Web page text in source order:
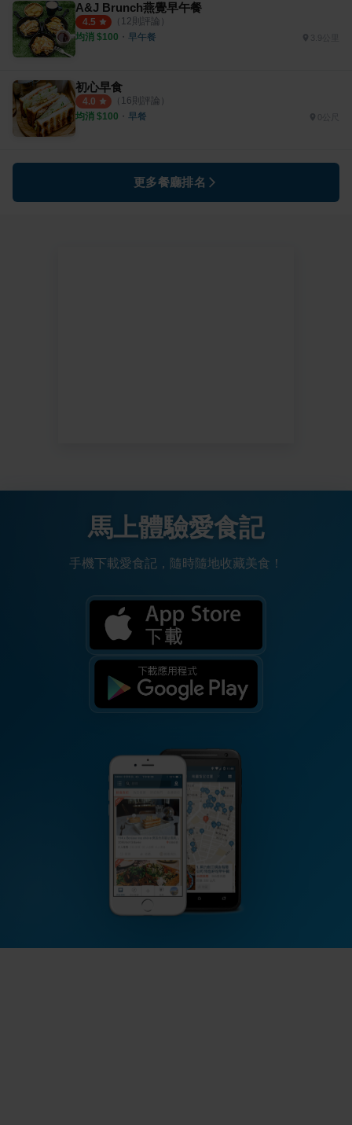
A&J Brunch燕覺早午餐
4.5 （ 12則評論）
均消 $100 ・ 早午餐
初心早食
4.0 （ 16則評論）
均消 $100 ・ 早餐
更多餐廳排名
馬上體驗愛食記
手機下載愛食記，隨時隨地收藏美食！